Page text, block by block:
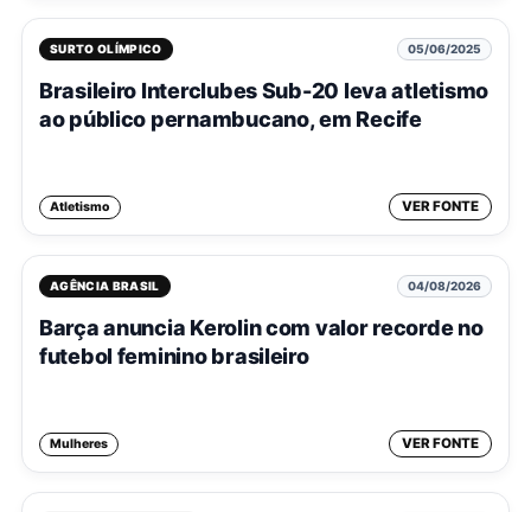
SURTO OLÍMPICO 05/06/2025
Brasileiro Interclubes Sub-20 leva atletismo
ao público pernambucano, em Recife
Atletismo VER FONTE
AGÊNCIA BRASIL 04/08/2026
Barça anuncia Kerolin com valor recorde no
futebol feminino brasileiro
Mulheres VER FONTE